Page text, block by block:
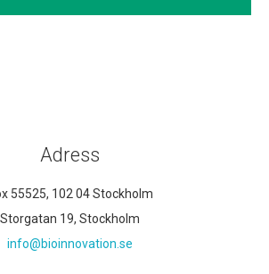
Adress
55525, 102 04 Stockholm
Storgatan 19, Stockholm
info@bioinnovation.se